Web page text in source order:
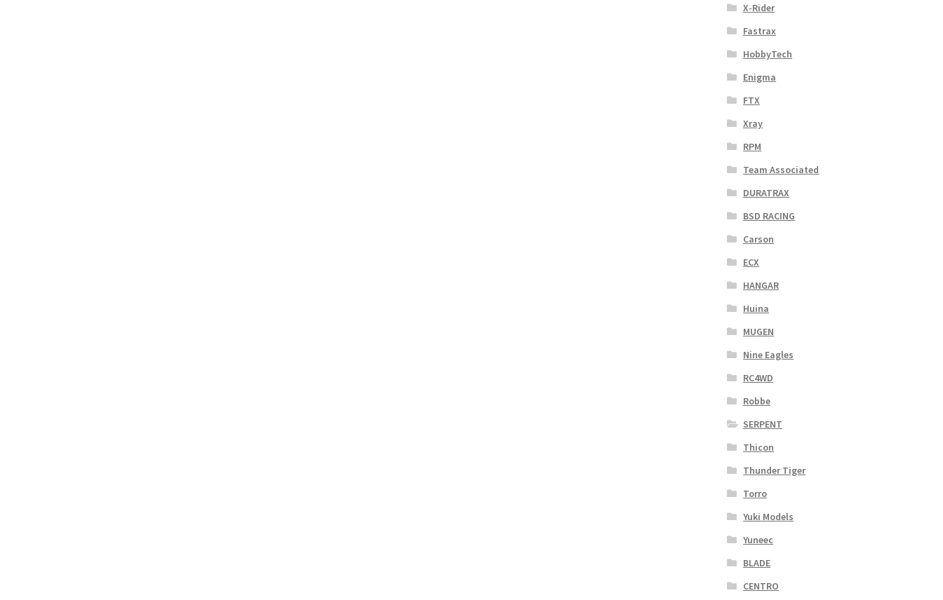
X-Rider
Fastrax
HobbyTech
Enigma
FTX
Xray
RPM
Team Associated
DURATRAX
BSD RACING
Carson
ECX
HANGAR
Huina
MUGEN
Nine Eagles
RC4WD
Robbe
SERPENT
Thicon
Thunder Tiger
Torro
Yuki Models
Yuneec
BLADE
CENTRO